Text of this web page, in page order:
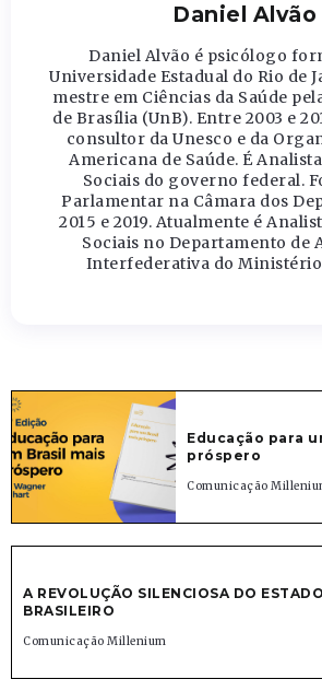
Daniel Alvão
Daniel Alvão é psicólogo
Universidade Estadual do Rio de
mestre em Ciências da Saúde
de Brasília (UnB). Entre 2003 e
consultor da Unesco e da
Americana de Saúde. É
Sociais do governo federal.
Parlamentar na Câmara dos
2015 e 2019. Atualmente é
Sociais no Departamento de
Interfederativa do Ministério
Educação para
próspero
Comunicação
A REVOLUÇÃO SILENCIOSA DO
BRASILEIRO
Comunicação Millenium